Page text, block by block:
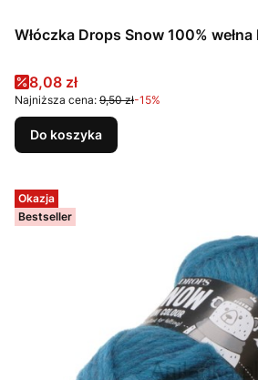
Włóczka Drops Snow 100%
Cena promocyjna
8,08 zł
Najniższa cena: 9,50 zł-15%
Do koszyka
Okazja
Bestseller